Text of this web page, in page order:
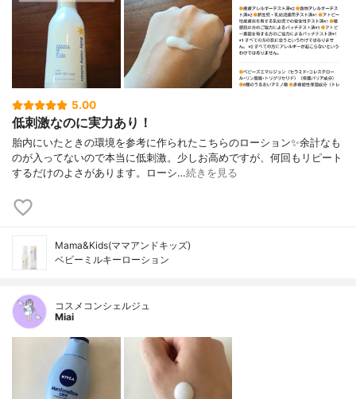
5.00
低刺激なのに実力あり！
胎内にいたときの環境を参考に作られたこちらのローション✨余計なも
のが入ってないので本当に低刺激。少しお高めですが、何回もリピート
するだけのよさがあります。ローシ…続きを見る
Mama&Kids(ママアンドキッズ)
ベビーミルキーローション
コスメコンシェルジュ
Miai